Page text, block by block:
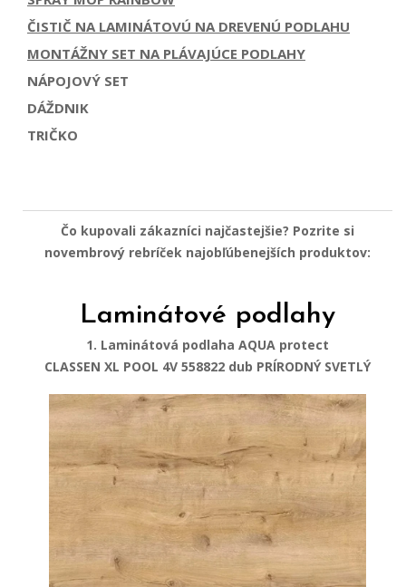
ČISTIČ NA LAMINÁTOVÚ NA DREVENÚ PODLAHU
MONTÁŽNY SET NA PLÁVAJÚCE PODLAHY
NÁPOJOVÝ SET
DÁŽDNIK
TRIČKO
Čo kupovali zákazníci najčastejšie? Pozrite si
novembrový rebríček najobľúbenejších produktov:
Laminátové podlahy
1. Laminátová podlaha AQUA protect
CLASSEN XL POOL 4V 558822 dub PRÍRODNÝ SVETLÝ